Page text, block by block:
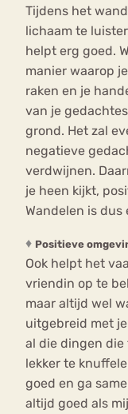
Tijdens het
lichaam te
helpt erg goed.
manier waarop
raken en je
van je
grond. Het zal
negatieve
verdwijnen.
je heen kijkt,
Wandelen is
♦ Positieve
Ook helpt het
vriendin op te
maar altijd wel
uitgebreid met
al die dingen die
lekker te
goed en ga
altijd goed als